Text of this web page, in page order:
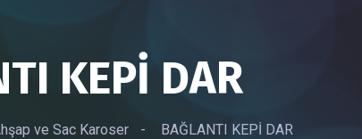
KEPİ DAR
ve Sac Karoser - BAĞLANTI KEPİ DAR